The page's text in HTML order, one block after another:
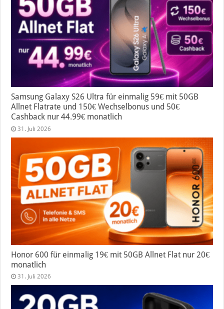
Samsung Galaxy S26 Ultra für einmalig 59€ mit 50GB
Allnet Flatrate und 150€ Wechselbonus und 50€
Cashback nur 44.99€ monatlich
31. Juli 2026
Honor 600 für einmalig 19€ mit 50GB Allnet Flat nur 20€
monatlich
31. Juli 2026